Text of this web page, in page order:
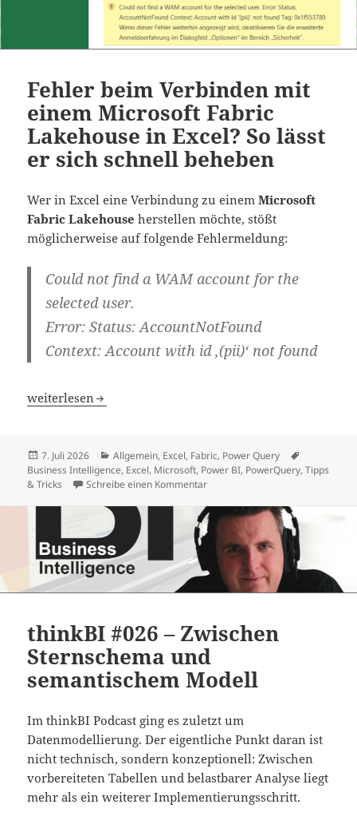
Fehler beim Verbinden mit
einem Microsoft Fabric
Lakehouse in Excel? So lässt
er sich schnell beheben
Wer in Excel eine Verbindung zu einemMicrosoft
Fabric Lakehouse herstellen möchte, stößt
möglicherweise auf folgende Fehlermeldung:
Could not find a WAM account for the
selected user.
Error: Status: AccountNotFound
Context: Account with id ‚(pii)‘ not found
Fehler beim Verbinden mit einem Microsoft Fabric
weiterlesen
Veröffentlicht
am
7. Juli 2026 Kategorien
Allgemein, Excel, Fabric, Power Query
Business Intelligence, Excel, Microsoft, Power BI, PowerQuery,Tipps
& Tricks
Schreibe einen Kommentarzu Fehler beim Verbinden mit
thinkBI #026 – Zwischen
Sternschema und
semantischem Modell
Im thinkBI Podcast ging es zuletzt um
Datenmodellierung. Der eigentliche Punkt daran ist
nicht technisch, sondern konzeptionell: Zwischen
vorbereiteten Tabellen und belastbarer Analyse liegt
mehr als ein weiterer Implementierungsschritt.